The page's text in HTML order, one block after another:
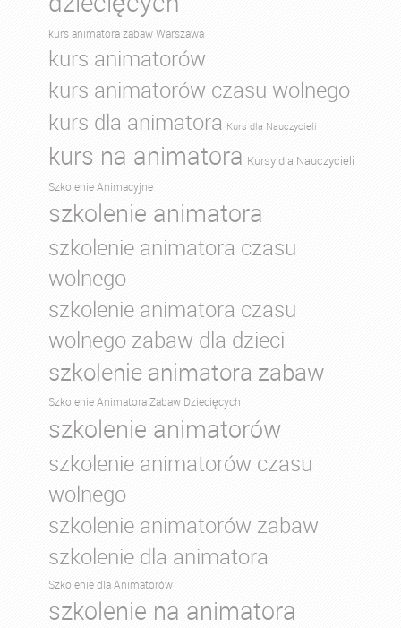
kurs animatora zabaw Warszawa
kurs animatorów
kurs animatorów czasu wolnego
kurs dla animatora Kurs dla Nauczycieli
kurs na animatora Kursy dla Nauczycieli
Szkolenie Animacyjne
szkolenie animatora
szkolenie animatora czasu
wolnego
szkolenie animatora czasu
wolnego zabaw dla dzieci
szkolenie animatora zabaw
Szkolenie Animatora Zabaw Dziecięcych
szkolenie animatorów
szkolenie animatorów czasu
wolnego
szkolenie animatorów zabaw
szkolenie dla animatora
Szkolenie dla Animatorów
szkolenie na animatora